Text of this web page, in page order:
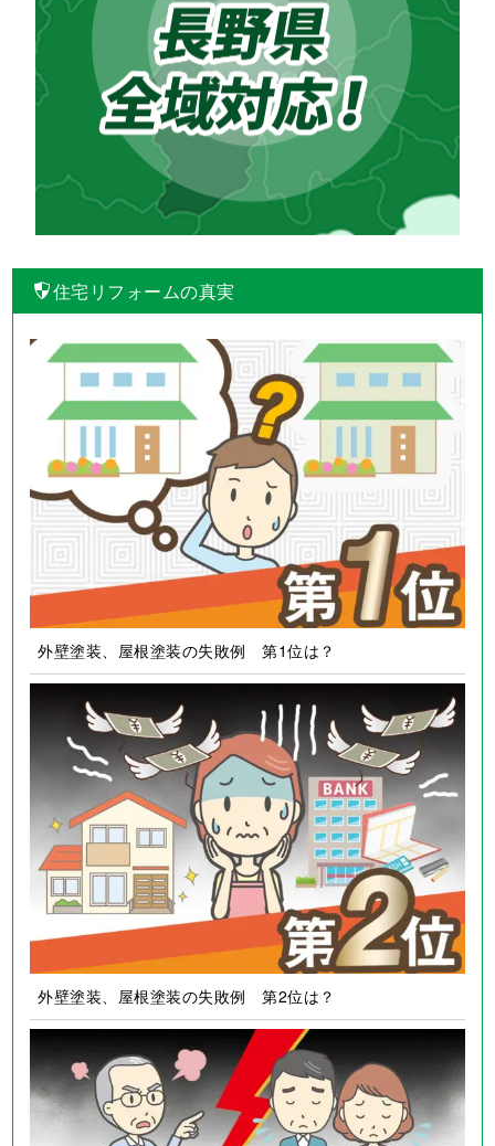
住宅リフォームの真実
外壁塗装、屋根塗装の失敗例 第1位は？
外壁塗装、屋根塗装の失敗例 第2位は？